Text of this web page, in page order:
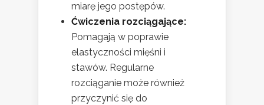
miarę jego postępów.
Ćwiczenia rozciągające:
Pomagają w poprawie
elastyczności mięśni i
stawów. Regularne
rozciąganie może również
przyczynić się do